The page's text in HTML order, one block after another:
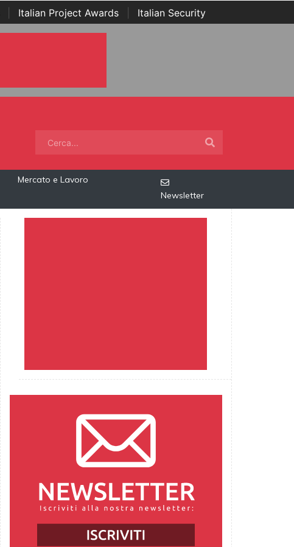
Italian Project Awards
Italian Security
Mercato e Lavoro
Newsletter